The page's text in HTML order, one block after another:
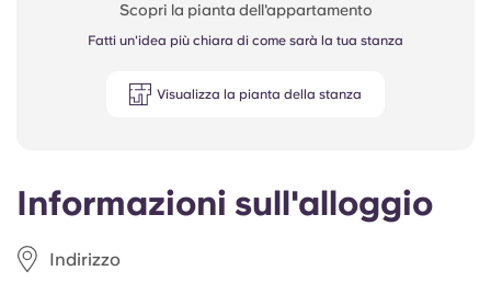
Informazioni sull'alloggio
Indirizzo
Scopri la pianta dell'appartamento
Fatti un'idea più chiara di come sarà la tua stanza
Visualizza la pianta della stanza